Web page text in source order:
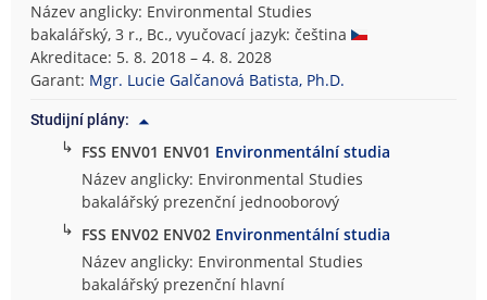
Název anglicky: Environmental Studies
bakalářský, 3 r., Bc., vyučovací jazyk: čeština
Akreditace: 5. 8. 2018 – 4. 8. 2028
Garant: Mgr. Lucie Galčanová Batista, Ph.D.
Studijní plány:
↳ FSS ENV01 ENV01 Environmentální studia
Název anglicky: Environmental Studies
bakalářský prezenční jednooborový
↳ FSS ENV02 ENV02 Environmentální studia
Název anglicky: Environmental Studies
bakalářský prezenční hlavní